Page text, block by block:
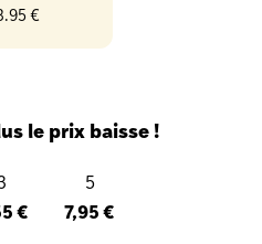
€
le prix baisse !
5
€ 7,95 €